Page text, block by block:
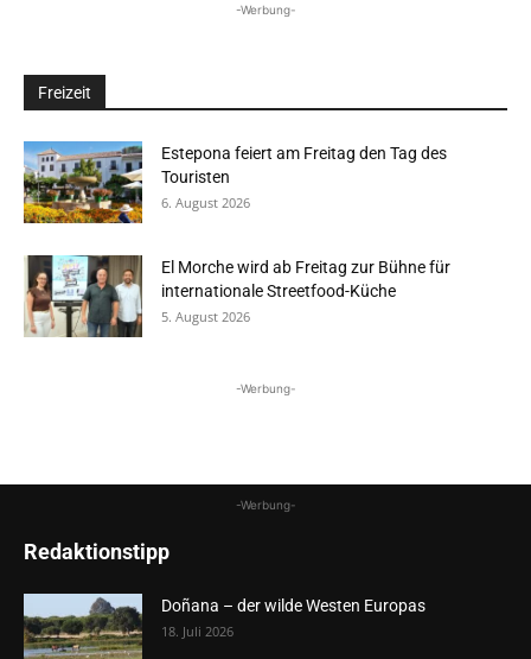
-Werbung-
Freizeit
Estepona feiert am Freitag den Tag des
Touristen
6. August 2026
El Morche wird ab Freitag zur Bühne für
internationale Streetfood-Küche
5. August 2026
-Werbung-
-Werbung-
Redaktionstipp
Doñana – der wilde Westen Europas
18. Juli 2026